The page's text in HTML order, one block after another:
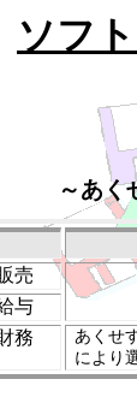
ソフ
～あく
売
与
務 あくせ
によ